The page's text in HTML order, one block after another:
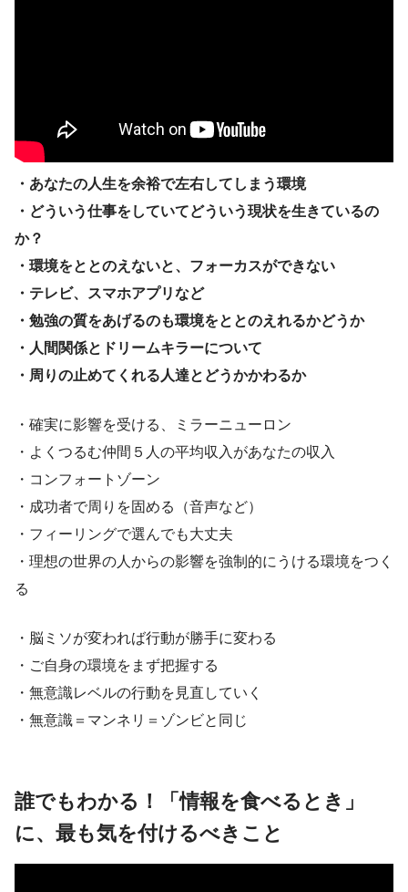
・あなたの人生を余裕で左右してしまう環境
・どういう仕事をしていてどういう現状を生きているの
か？
・環境をととのえないと、フォーカスができない
・テレビ、スマホアプリなど
・勉強の質をあげるのも環境をととのえれるかどうか
・人間関係とドリームキラーについて
・周りの止めてくれる人達とどうかかわるか
・確実に影響を受ける、ミラーニューロン
・よくつるむ仲間５人の平均収入があなたの収入
・コンフォートゾーン
・成功者で周りを固める（音声など）
・フィーリングで選んでも大丈夫
・理想の世界の人からの影響を強制的にうける環境をつく
る
・脳ミソが変われば行動が勝手に変わる
・ご自身の環境をまず把握する
・無意識レベルの行動を見直していく
・無意識＝マンネリ＝ゾンビと同じ
誰でもわかる！「情報を食べるとき」
に、最も気を付けるべきこと